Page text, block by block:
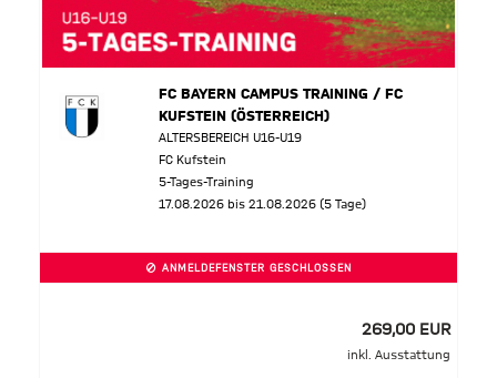
FC BAYERN CAMPUS TRAINING / FC
KUFSTEIN (ÖSTERREICH)
ALTERSBEREICH U16-U19
FC Kufstein
5-Tages-Training
17.08.2026 bis 21.08.2026 (5 Tage)
ANMELDEFENSTER GESCHLOSSEN
269,00 EUR
inkl. Ausstattung